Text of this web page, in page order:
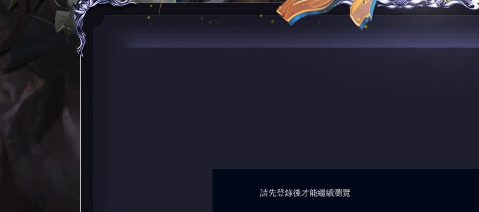
請先登錄後才能繼續瀏覽